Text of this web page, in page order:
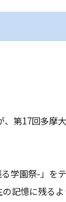
発表祭
第17回多摩
園祭-」を
記憶に残る